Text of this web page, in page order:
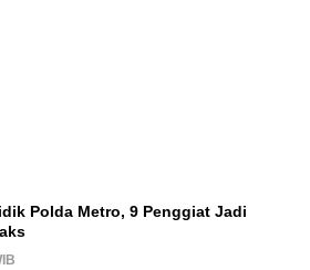
Polda Metro, 9 Penggiat Jadi